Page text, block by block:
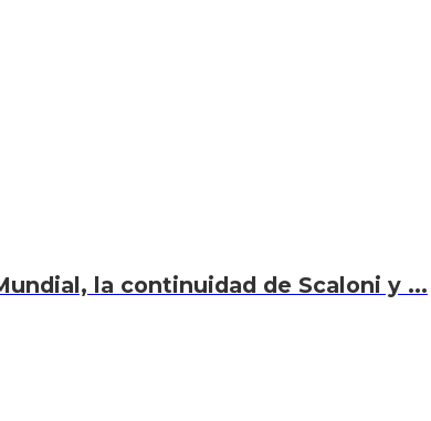
la continuidad de Scaloni y ...